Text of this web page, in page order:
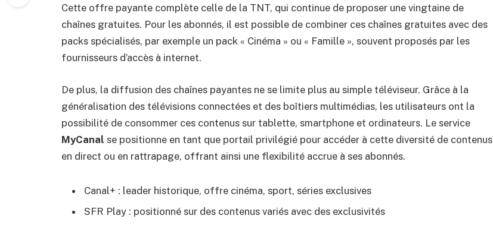
Cette offre payante complète celle de la TNT, qui continue de proposer une vingtaine de
chaînes gratuites. Pour les abonnés, il est possible de combiner ces chaînes gratuites avec des
packs spécialisés, par exemple un pack « Cinéma » ou « Famille », souvent proposés par les
fournisseurs d’accès à internet.
De plus, la diffusion des chaînes payantes ne se limite plus au simple téléviseur. Grâce à la
généralisation des télévisions connectées et des boîtiers multimédias, les utilisateurs ont la
possibilité de consommer ces contenus sur tablette, smartphone et ordinateurs. Le service
MyCanal se positionne en tant que portail privilégié pour accéder à cette diversité de contenus
en direct ou en rattrapage, offrant ainsi une flexibilité accrue à ses abonnés.
Canal+ : leader historique, offre cinéma, sport, séries exclusives
SFR Play : positionné sur des contenus variés avec des exclusivités